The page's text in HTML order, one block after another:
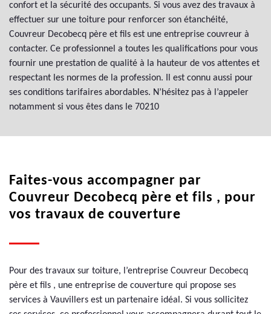
confort et la sécurité des occupants. Si vous avez des travaux à
effectuer sur une toiture pour renforcer son étanchéité,
Couvreur Decobecq père et fils est une entreprise couvreur à
contacter. Ce professionnel a toutes les qualifications pour vous
fournir une prestation de qualité à la hauteur de vos attentes et
respectant les normes de la profession. Il est connu aussi pour
ses conditions tarifaires abordables. N’hésitez pas à l’appeler
notamment si vous êtes dans le 70210
Faites-vous accompagner par
Couvreur Decobecq père et fils , pour
vos travaux de couverture
Pour des travaux sur toiture, l’entreprise Couvreur Decobecq
père et fils , une entreprise de couverture qui propose ses
services à Vauvillers est un partenaire idéal. Si vous sollicitez